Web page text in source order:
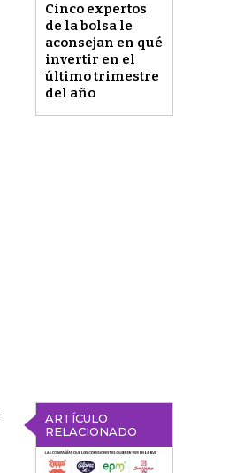
Cinco expertos
de la bolsa le
aconsejan en qué
invertir en el
último trimestre
del año
ARTÍCULO
RELACIONADO